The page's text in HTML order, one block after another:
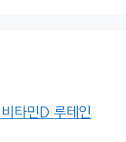
타민D 루테인